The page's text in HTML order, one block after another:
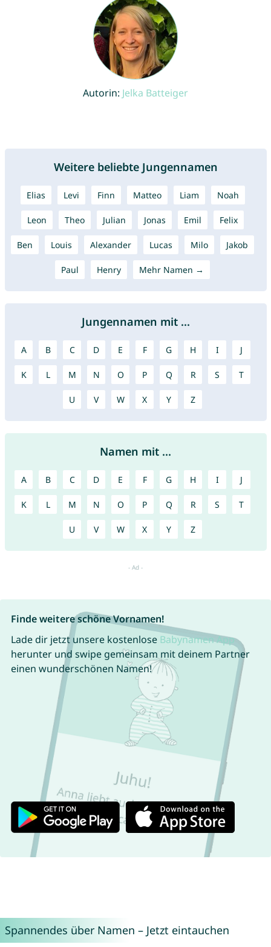
Autorin: Jelka Batteiger
Weitere beliebte Jungennamen
Elias Levi Finn Matteo Liam Noah
Leon Theo Julian Jonas Emil Felix
Ben Louis Alexander Lucas Milo Jakob
Paul Henry Mehr Namen →
Jungennamen mit ...
A B C D E F G H I J
K L M N O P Q R S T
U V W X Y Z
Namen mit ...
A B C D E F G H I J
K L M N O P Q R S T
U V W X Y Z
Finde weitere schöne Vornamen!
Lade dir jetzt unsere kostenlose Babynamen App
herunter und swipe gemeinsam mit deinem Partner
einen wunderschönen Namen!
Spannendes über Namen – Jetzt eintauchen